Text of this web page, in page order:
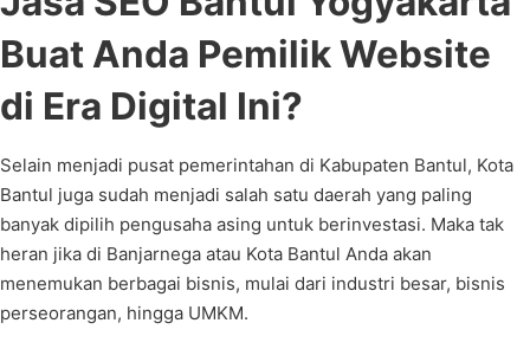
Buat Anda Pemilik Website
di Era Digital Ini?
Selain menjadi pusat pemerintahan di Kabupaten Bantul, Kota
Bantul juga sudah menjadi salah satu daerah yang paling
banyak dipilih pengusaha asing untuk berinvestasi. Maka tak
heran jika di Banjarnega atau Kota Bantul Anda akan
menemukan berbagai bisnis, mulai dari industri besar, bisnis
perseorangan, hingga UMKM.